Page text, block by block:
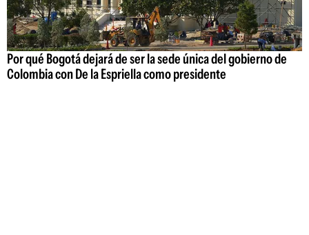
Por qué Bogotá dejará de ser la sede única del gobierno de
Colombia con De la Espriella como presidente